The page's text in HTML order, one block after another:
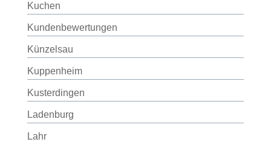
Kuchen
Kundenbewertungen
Künzelsau
Kuppenheim
Kusterdingen
Ladenburg
Lahr